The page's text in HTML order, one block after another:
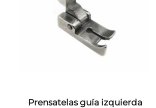
Prensatelas guía izquierda